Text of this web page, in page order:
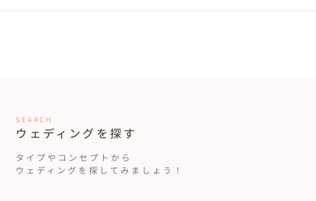
徳島県
香川県
大分県
宮崎県
SEARCH
ウェディングを探す
タイプやコンセプトから
ウェディングを探してみましょう！